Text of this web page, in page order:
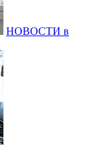
НОВОСТИ в